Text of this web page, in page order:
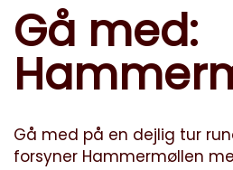
Gå med:
Gå med på en dejlig tur
forsyner Hammermøllen